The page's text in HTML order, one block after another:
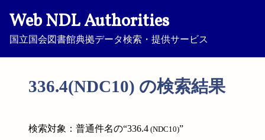
Web NDL Authorities
国立国会図書館典拠データ検索・提供サービス
336.4(NDC10) の検索結果
検索対象：普通件名の“336.4 (NDC10)”